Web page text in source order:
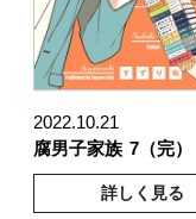
2022.10.21
腐男子家族 7（完）
詳しく見る